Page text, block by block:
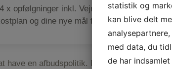
x opfølgninger inkl. Vejning/
og dine nye mål for
1995,- DKK
have en afbudspolitik. Mange har brug for
statistik og
kan blive delt
med data, du
de har